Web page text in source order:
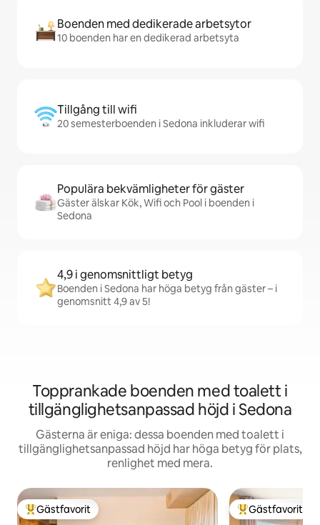
Boenden med dedikerade arbetsytor
10 boenden har en dedikerad arbetsyta
Tillgång till wifi
20 semesterboenden i Sedona inkluderar wifi
Populära bekvämligheter för gäster
Gäster älskar Kök, Wifi och Pool i boenden i
Sedona
4,9 i genomsnittligt betyg
Boenden i Sedona har höga betyg från gäster – i
genomsnitt 4,9 av 5!
Topprankade boenden med toalett i
tillgänglighetsanpassad höjd i Sedona
Gästerna är eniga: dessa boenden med toalett i
tillgänglighetsanpassad höjd har höga betyg för plats,
renlighet med mera.
Populär gästfavorit
Gästfavorit Populär
Gästfavorit